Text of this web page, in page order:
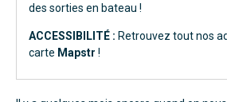
des sorties en bateau !
ACCESSIBILITÉ : Retrouvez tout nos
carte Mapstr !